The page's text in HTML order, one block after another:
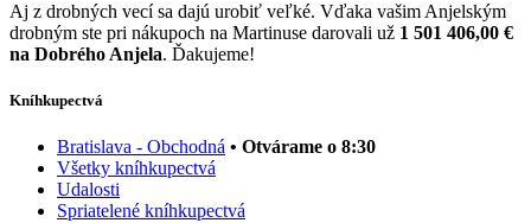
Aj z drobných vecí sa dajú urobiť veľké. Vďaka vašim Anjelským
drobným ste pri nákupoch na Martinuse darovali už 1 501 406,00 €
na Dobrého Anjela. Ďakujeme!
Kníhkupectvá
Bratislava - Obchodná • Otvárame o 8:30
Všetky kníhkupectvá
Udalosti
Spriatelené kníhkupectvá